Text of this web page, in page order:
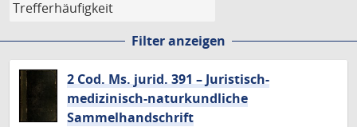
Filter anzeigen
2 Cod. Ms. jurid. 391 – Juristisch-
medizinisch-naturkundliche
Sammelhandschrift